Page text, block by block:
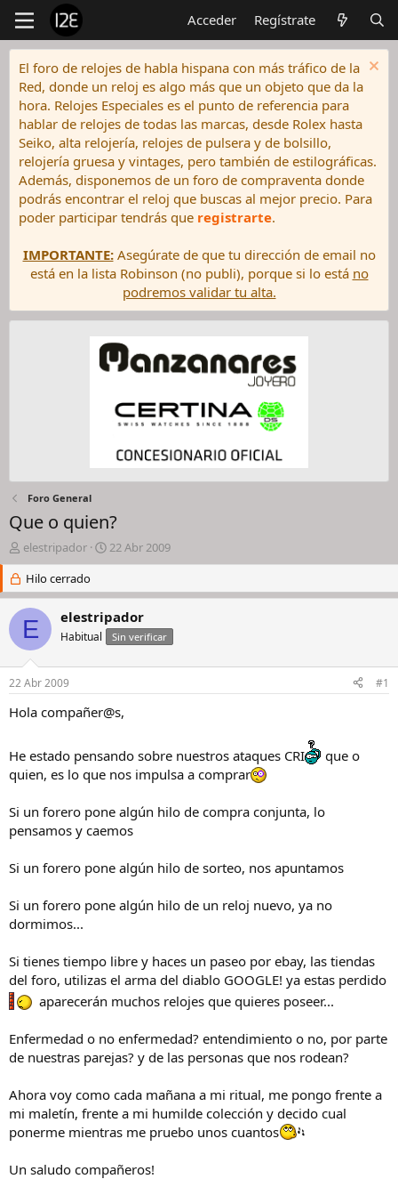
Acceder Regístrate
El foro de relojes de habla hispana con más tráfico de la
Red, donde un reloj es algo más que un objeto que da la
hora. Relojes Especiales es el punto de referencia para
hablar de relojes de todas las marcas, desde Rolex hasta
Seiko, alta relojería, relojes de pulsera y de bolsillo,
relojería gruesa y vintages, pero también de estilográficas.
Además, disponemos de un foro de compraventa donde
podrás encontrar el reloj que buscas al mejor precio. Para
poder participar tendrás que registrarte.
IMPORTANTE:Asegúrate de que tu dirección de email no
está en la lista Robinson (no publi), porque si lo está no
podremos validar tu alta.
Foro General
Que o quien?
I
n
c
i
a
d
o
d
e
l
i
l
elestripador
F
e
h
d
e
i
c
i
22 Abr 2009
Hilo cerrado
E elestripador
Habitual Sin verificar
22 Abr 2009 #1
Hola compañer@s,
He estado pensando sobre nuestros ataques CRI
que o
quien, es lo que nos impulsa a comprar
Si un forero pone algún hilo de compra conjunta, lo
pensamos y caemos
Si un forero pone algún hilo de sorteo, nos apuntamos
Si un forero pone algún hilo de un reloj nuevo, ya no
dormimos...
Si tienes tiempo libre y haces un paseo por ebay, las tiendas
del foro, utilizas el arma del diablo GOOGLE! ya estas perdido
aparecerán muchos relojes que quieres poseer...
Enfermedad o no enfermedad? entendimiento o no, por parte
de nuestras parejas? y de las personas que nos rodean?
Ahora voy como cada mañana a mi ritual, me pongo frente a
mi maletín, frente a mi humilde colección y decido cual
ponerme mientras me pruebo unos cuantos
Un saludo compañeros!